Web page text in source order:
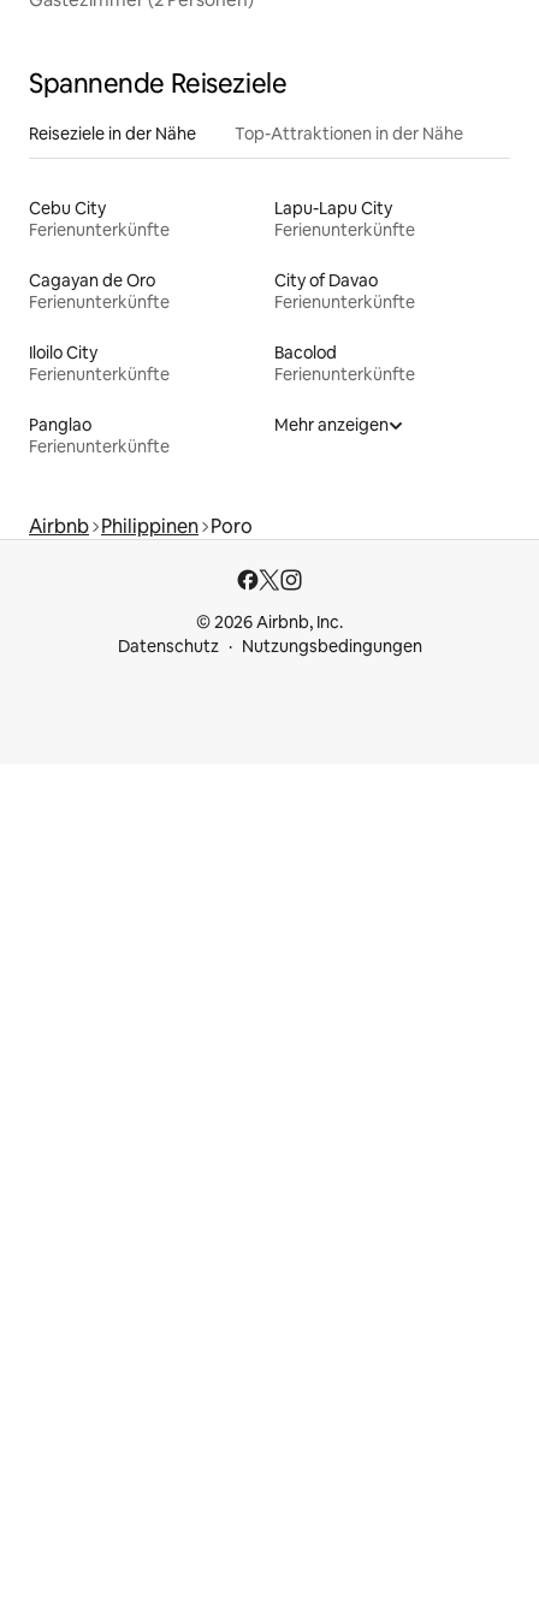
Spannende Reiseziele
Reiseziele in der Nähe Top-Attraktionen in der Nähe
Cebu City
Ferienunterkünfte
Lapu-Lapu City
Ferienunterkünfte
Cagayan de Oro
Ferienunterkünfte
City of Davao
Ferienunterkünfte
Iloilo City
Ferienunterkünfte
Bacolod
Ferienunterkünfte
Panglao
Ferienunterkünfte
Mehr anzeigen
Airbnb Philippinen Poro
© 2026 Airbnb, Inc.
Datenschutz
Nutzungsbedingungen